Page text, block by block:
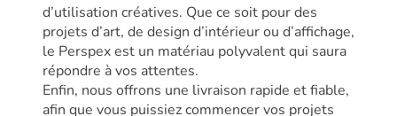
d’utilisation créatives. Que ce soit pour des
projets d’art, de design d’intérieur ou d’affichage,
le Perspex est un matériau polyvalent qui saura
répondre à vos attentes.
Enfin, nous offrons une livraison rapide et fiable,
afin que vous puissiez commencer vos projets